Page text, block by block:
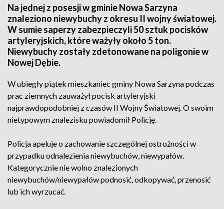
Na jednej z posesji w gminie Nowa Sarzyna
znaleziono niewybuchy z okresu II wojny światowej.
W sumie saperzy zabezpieczyli 50 sztuk pocisków
artyleryjskich, które ważyły około 5 ton.
Niewybuchy zostały zdetonowane na poligonie w
Nowej Dębie.
W ubiegły piątek mieszkaniec gminy Nowa Sarzyna podczas
prac ziemnych zauważył pocisk artyleryjski
najprawdopodobniej z czasów II Wojny Światowej. O swoim
nietypowym znalezisku powiadomił Policję.
Policja apeluje o zachowanie szczególnej ostrożności w
przypadku odnalezienia niewybuchów, niewypałów.
Kategorycznie nie wolno znalezionych
niewybuchów/niewypałów podnosić, odkopywać, przenosić
lub ich wyrzucać.